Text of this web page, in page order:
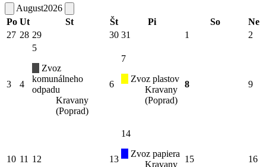
August2026
Po Ut St Št Pi So
Ne
27 28 29 30 31 1 2
3 4
5
Zvoz
komunálneho
odpadu
Kravany
(Poprad)
6
7
Zvoz plastov
Kravany
(Poprad)
8 9
10 11 12 13
14
Zvoz papiera
Kravany
15 16